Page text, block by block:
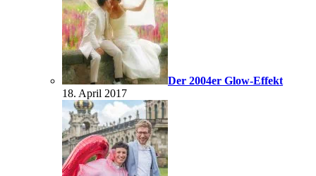
Der 2004er Glow-Effekt
18. April 2017